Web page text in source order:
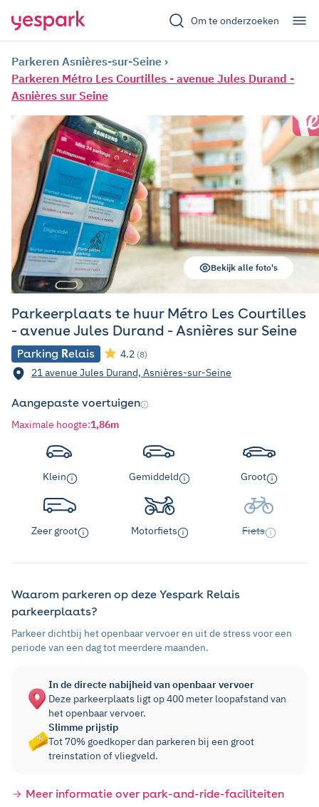
Om te onderzoeken
Parkeren Asnières-sur-Seine
Parkeren Métro Les Courtilles - avenue Jules Durand -
Asnières sur Seine
Parkeerplaats te huur Métro Les Courtilles
- avenue Jules Durand - Asnières sur Seine
Parking Relais 4.2 (8)
21 avenue Jules Durand, Asnières-sur-Seine
Bekijk alle foto's
Aangepaste voertuigen
Maximale hoogte:1,86m
Klein Gemiddeld Groot
Zeer groot Motorfiets Fiets
Waarom parkeren op deze Yespark Relais
parkeerplaats?
Parkeer dichtbij het openbaar vervoer en uit de stress voor een
periode van een dag tot meerdere maanden.
In de directe nabijheid van openbaar vervoer
Deze parkeerplaats ligt op 400 meter loopafstand van
het openbaar vervoer.
Slimme prijstip
Tot 70% goedkoper dan parkeren bij een groot
treinstation of vliegveld.
Meer informatie over park-and-ride-faciliteiten